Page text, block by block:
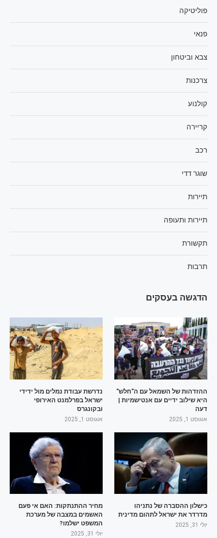
פוליטיקה
פנאי
צבא וביטחון
צרכנות
קולנוע
קריירה
רכב
שוגר דדי
תיירות
תיירות ותעופה
תקשורת
תרבות
הדגשה בעסקים
ההזדהות של השמאל עם ה"חלש"
היא שילוב ידיים עם אנטישמיות |
דעה
אוגוסט 1, 2025
נדרשת עבודת נמלים מול ידידי
ישראל בפרלמנט האירופי
ובקונגרס
אוגוסט 1, 2025
כישלון ההסברה של נתניהו
מדרדר את ישראל לתהום מדינית
יולי 31, 2025
מחיר ההתנתקות: האם אי פעם
האשמים במצבה של מערכת
המשפט ישלמו?
יולי 31, 2025